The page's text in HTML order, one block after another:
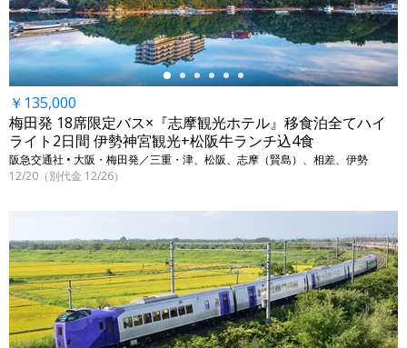
￥135,000
梅田発 18席限定バス×『志摩観光ホテル』移食泊全てハイ
ライト2日間 伊勢神宮観光+松阪牛ランチ込4食
阪急交通社 • 大阪・梅田発／三重・津、松阪、志摩（賢島）、相差、伊勢
12/20（別代金 12/26）